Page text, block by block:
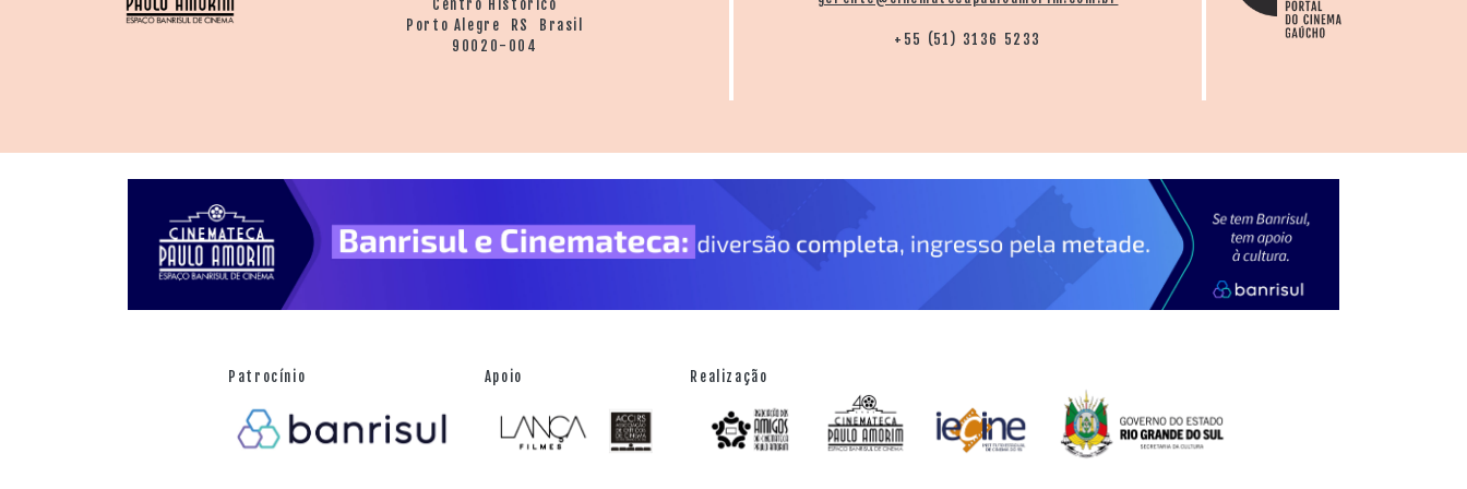
Centro Histórico
Porto Alegre RS Brasil
90020-004
+55 (51) 3136 5233
Patrocínio Apoio Realização